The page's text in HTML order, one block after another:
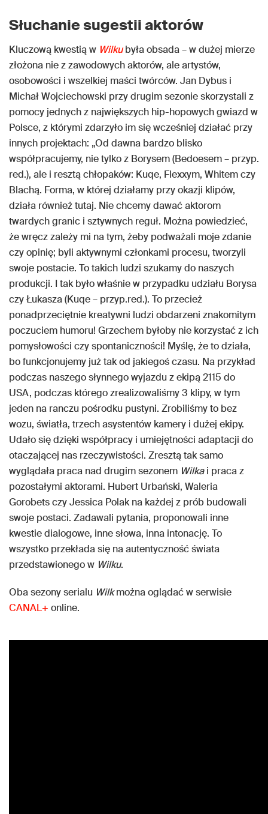
Słuchanie sugestii aktorów
Kluczową kwestią w Wilkubyła obsada – w dużej mierze
złożona nie z zawodowych aktorów, ale artystów,
osobowości i wszelkiej maści twórców. Jan Dybus i
Michał Wojciechowski przy drugim sezonie skorzystali z
pomocy jednych z największych hip-hopowych gwiazd w
Polsce, z którymi zdarzyło im się wcześniej działać przy
innych projektach: „Od dawna bardzo blisko
współpracujemy, nie tylko z Borysem (Bedoesem – przyp.
red.), ale i resztą chłopaków: Kuqe, Flexxym, Whitem czy
Blachą. Forma, w której działamy przy okazji klipów,
działa również tutaj. Nie chcemy dawać aktorom
twardych granic i sztywnych reguł. Można powiedzieć,
że wręcz zależy mi na tym, żeby podważali moje zdanie
czy opinię; byli aktywnymi członkami procesu, tworzyli
swoje postacie. To takich ludzi szukamy do naszych
produkcji. I tak było właśnie w przypadku udziału Borysa
czy Łukasza (Kuqe – przyp.red.). To przecież
ponadprzeciętnie kreatywni ludzi obdarzeni znakomitym
poczuciem humoru! Grzechem byłoby nie korzystać z ich
pomysłowości czy spontaniczności! Myślę, że to działa,
bo funkcjonujemy już tak od jakiegoś czasu. Na przykład
podczas naszego słynnego wyjazdu z ekipą 2115 do
USA, podczas którego zrealizowaliśmy 3 klipy, w tym
jeden na ranczu pośrodku pustyni. Zrobiliśmy to bez
wozu, światła, trzech asystentów kamery i dużej ekipy.
Udało się dzięki współpracy i umiejętności adaptacji do
otaczającej nas rzeczywistości. Zresztą tak samo
wyglądała praca nad drugim sezonem Wilkai praca z
pozostałymi aktorami. Hubert Urbański, Waleria
Gorobets czy Jessica Polak na każdej z prób budowali
swoje postaci. Zadawali pytania, proponowali inne
kwestie dialogowe, inne słowa, inna intonację. To
wszystko przekłada się na autentyczność świata
przedstawionego w Wilku.
Oba sezony serialu Wilkmożna oglądać w serwisie
CANAL+ online.